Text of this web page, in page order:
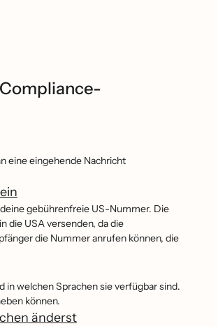
eine eingehende Nachricht
gebührenfreie US-Nummer. Die
die USA versenden, da die
die Nummer anrufen können, die
welchen Sprachen sie verfügbar sind.
können.
änderst